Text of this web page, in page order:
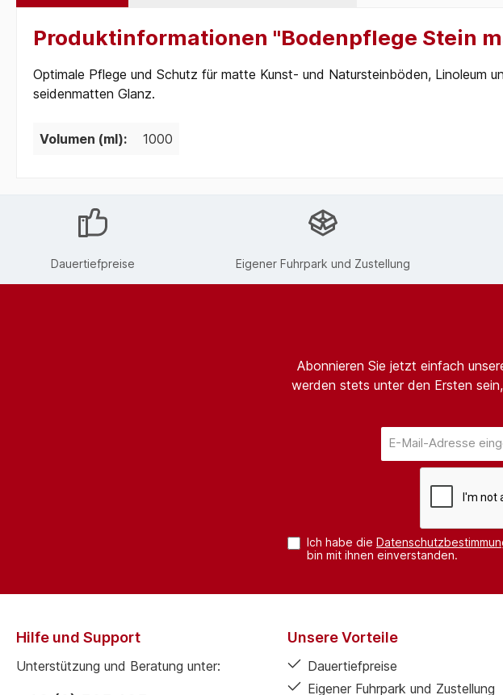
Produktinformationen "Bodenpflege Stein
Optimale Pflege und Schutz für matte Kunst- und Natursteinböden, Linoleum
seidenmatten Glanz.
Volumen (ml): 1000
Dauertiefpreise Eigener Fuhrpark und Zustellung
Abonnieren Sie jetzt einfach
werden stets unter den Ersten
Ich habe die
bin mit ihnen einverstanden.
Hilfe und Support
Unterstützung und Beratung unter:
Unsere Vorteile
Dauertiefpreise
Eigener Fuhrpark und Zustellung